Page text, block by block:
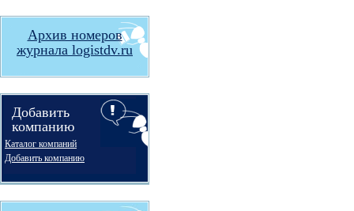
Архив номеров
журнала logistdv.ru
Добавить
компанию
Каталог компаний
Добавить компанию